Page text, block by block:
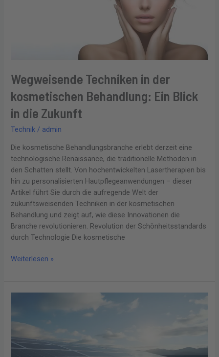
Wegweisende Techniken in der
kosmetischen Behandlung: Ein Blick
in die Zukunft
Technik / admin
Die kosmetische Behandlungsbranche erlebt derzeit eine
technologische Renaissance, die traditionelle Methoden in
den Schatten stellt. Von hochentwickelten Lasertherapien bis
hin zu personalisierten Hautpflegeanwendungen – dieser
Artikel führt Sie durch die aufregende Welt der
zukunftsweisenden Techniken in der kosmetischen
Behandlung und zeigt auf, wie diese Innovationen die
Branche revolutionieren. Revolution der Schönheitsstandards
durch Technologie Die kosmetische
die
Zukunft
Weiterlesen »
Einhalt
Eine